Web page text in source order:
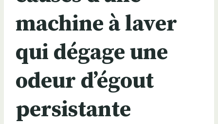
machine à laver
qui dégage une
odeur d’égout
persistante